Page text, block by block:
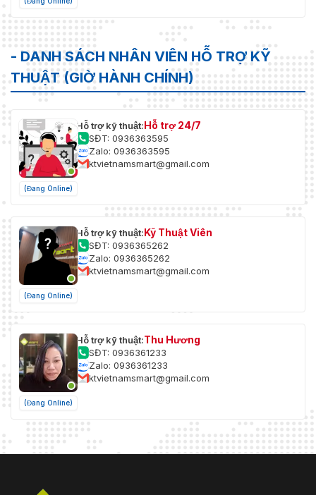
- DANH SÁCH NHÂN VIÊN HỖ TRỢ KỸ
THUẬT (GIỜ HÀNH CHÍNH)
(Đang Online)
Hỗ trợ kỹ thuật:Hỗ trợ 24/7
SĐT: 0936363595
Zalo: 0936363595
ktvietnamsmart@gmail.com
(Đang Online)
Hỗ trợ kỹ thuật:Kỹ Thuật Viên
SĐT: 0936365262
Zalo: 0936365262
ktvietnamsmart@gmail.com
(Đang Online)
Hỗ trợ kỹ thuật:Thu Hương
SĐT: 0936361233
Zalo: 0936361233
ktvietnamsmart@gmail.com